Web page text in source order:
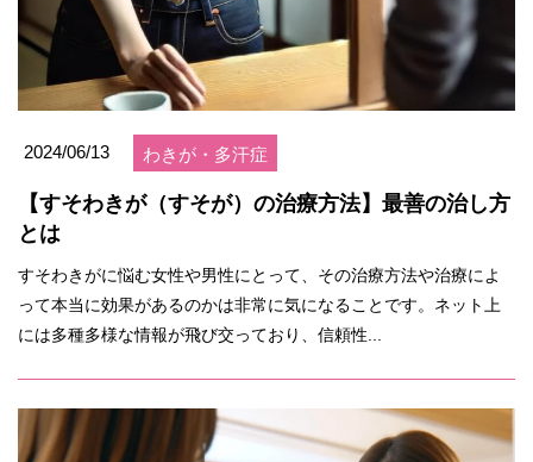
2024/06/13 わきが・多汗症
【すそわきが（すそが）の治療方法】最善の治し方
とは
すそわきがに悩む女性や男性にとって、その治療方法や治療によ
って本当に効果があるのかは非常に気になることです。ネット上
には多種多様な情報が飛び交っており、信頼性...